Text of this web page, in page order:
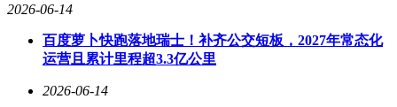
2026-06-14
百度萝卜快跑落地瑞士！补齐公交短板，2027年常态化
运营且累计里程超3.3亿公里
2026-06-14